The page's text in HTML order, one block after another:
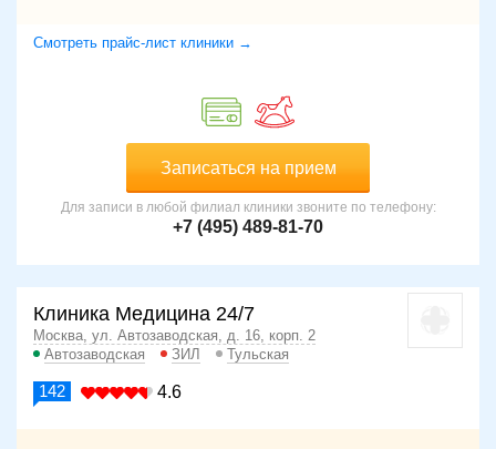
Смотреть прайс-лист клиники →
Записаться на прием
Для записи в любой филиал клиники звоните по телефону:
+7 (495) 489-81-70
Клиника Медицина 24/7
Москва, ул. Автозаводская, д. 16, корп. 2
Автозаводская
ЗИЛ Тульская
142 4.6